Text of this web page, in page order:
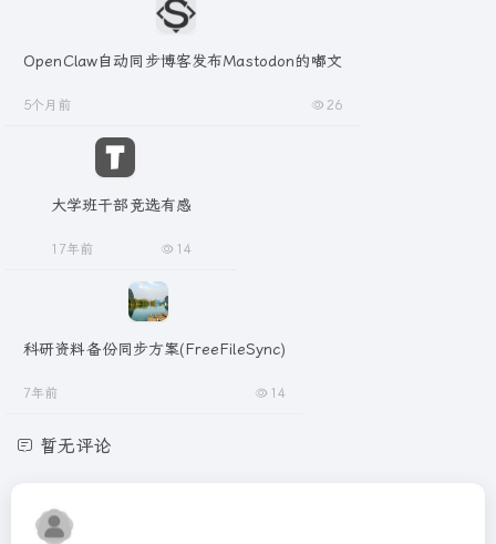
OpenClaw自动同步博客发布Mastodon的嘟文
5个月前 26
大学班干部竞选有感
17年前 14
科研资料备份同步方案(FreeFileSync)
7年前 14
暂无评论